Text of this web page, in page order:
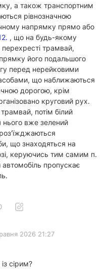
а також транспортним
рівнозначною
напрямку прямо або
, що на будь-якому
трамвай,
його подальшого
перед нерейковими
що наближаються
дорогою, крім
круговий рух.
потім білий
нього вже зелений
що знаходяться на
керуючись тим самим п.
автомобіль пропускає
2026 21:27
сірим?